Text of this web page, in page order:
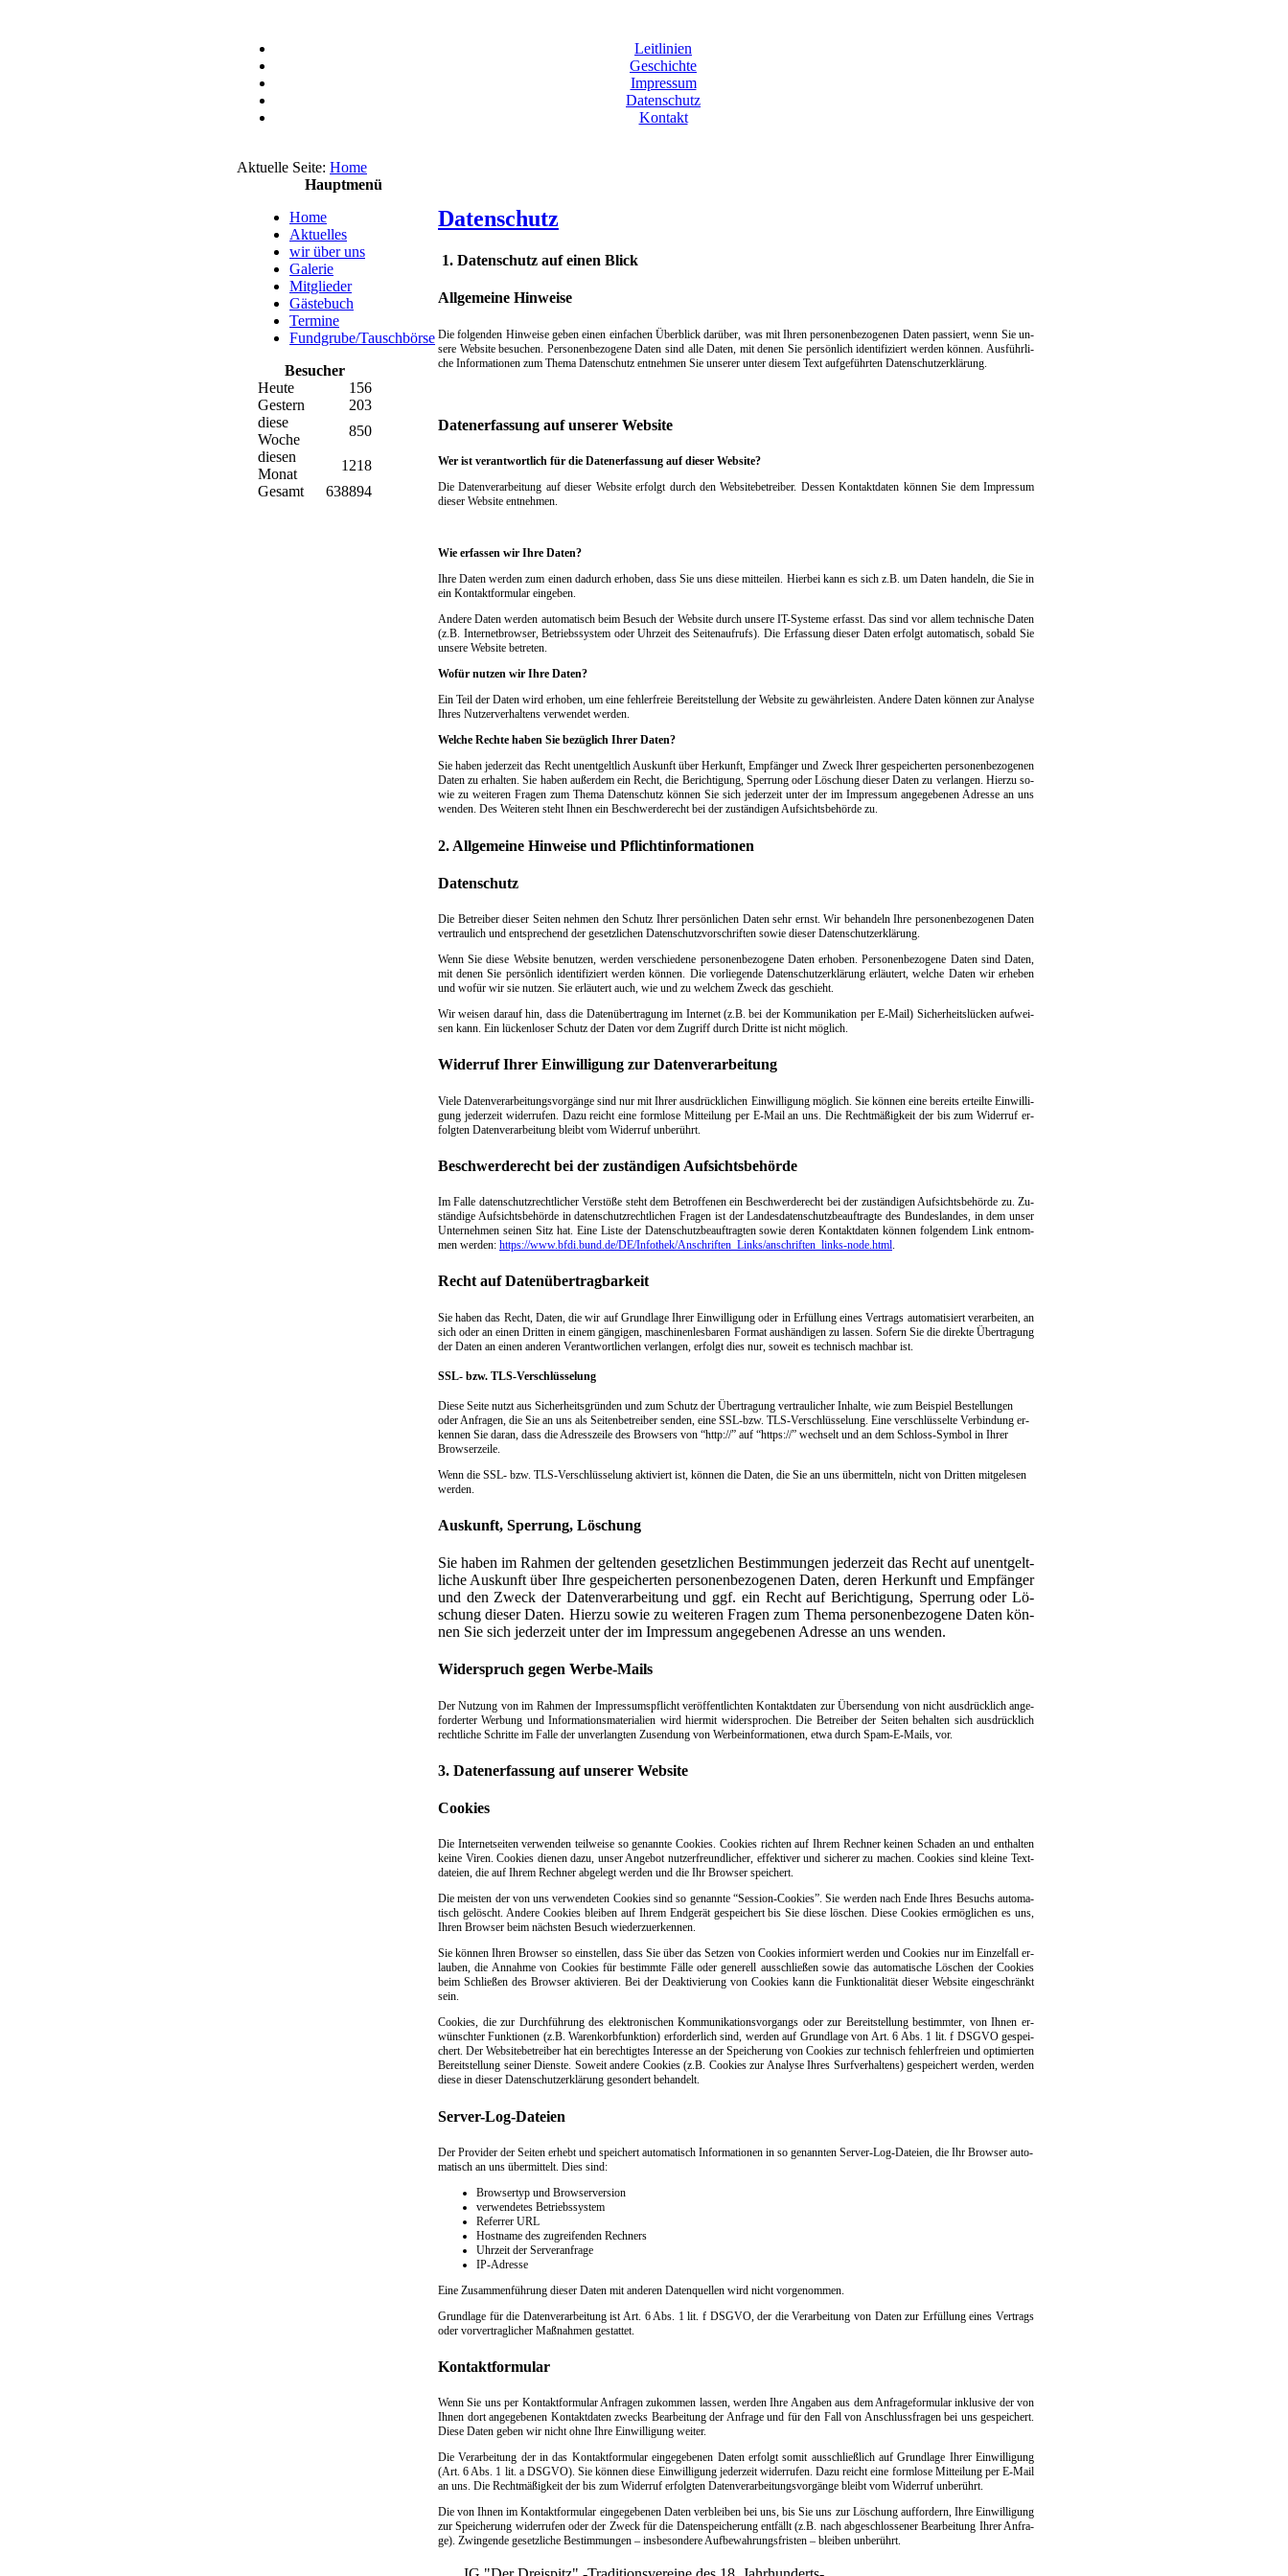
Leitlinien
Geschichte
Impressum
Datenschutz
Kontakt
Aktuelle Seite: Home
Hauptmenü
Home
Aktuelles
wir über uns
Galerie
Mitglieder
Gästebuch
Termine
Fundgrube/Tauschbörse
Besucher
Heute
156
Gestern
203
diese
Woche
850
diesen
Monat
1218
Gesamt
638894
Datenschutz
1. Da­ten­schutz auf ei­nen Blick
All­ge­mei­ne Hin­wei­se
Die fol­gen­den Hin­wei­se ge­ben ei­nen ein­fa­chen Über­blick dar­über, was mit Ih­ren per­so­nen­be­zo­ge­nen Da­ten pas­siert, wenn Sie un­
se­re Web­si­te be­su­chen. Per­so­nen­be­zo­ge­ne Da­ten sind al­le Da­ten, mit de­nen Sie per­sön­lich iden­ti­fi­ziert wer­den kön­nen. Aus­führ­li­
che In­for­ma­tio­nen zum The­ma Da­ten­schutz ent­neh­men Sie un­se­rer un­ter die­sem Text auf­ge­führ­ten Da­ten­schutz­er­klär­ung.
Da­ten­er­fas­sung auf un­se­rer Web­si­te
Wer ist ver­ant­wort­lich für die Da­ten­er­fas­sung auf die­ser Web­si­te?
Die Da­ten­ver­ar­bei­tung auf die­ser Web­si­te er­folgt durch den Web­si­te­be­t­rei­ber. Des­sen Kon­takt­da­ten kön­nen Sie dem Im­pres­sum
die­ser Web­si­te ent­neh­men.
Wie er­fas­sen wir Ih­re Da­ten?
Ih­re Da­ten wer­den zum ei­nen da­durch er­ho­ben, dass Sie uns die­se mit­tei­len. Hier­bei kann es sich z.B. um Da­ten han­deln, die Sie in
ein Kon­takt­for­mu­lar ein­ge­ben.
An­de­re Da­ten wer­den au­to­ma­tisch beim Be­such der Web­si­te durch un­se­re IT-Sys­te­me er­fasst. Das sind vor al­lem tech­ni­sche Da­ten
(z.B. In­ter­net­brow­ser, Be­triebs­sys­tem oder Uhr­zeit des Sei­ten­auf­rufs). Die Er­fas­sung die­ser Da­ten er­folgt au­to­ma­tisch, so­bald Sie
un­se­re Web­si­te be­t­re­ten.
Wo­für nut­zen wir Ih­re Da­ten?
Ein Teil der Da­ten wird er­ho­ben, um ei­ne feh­ler­f­reie Be­reit­stel­lung der Web­si­te zu ge­währ­leis­ten. An­de­re Da­ten kön­nen zur Ana­ly­se
Ih­res Nut­zer­ver­hal­tens ver­wen­det wer­den.
Wel­che Rech­te ha­ben Sie be­züg­lich Ih­rer Da­ten?
Sie ha­ben je­der­zeit das Recht un­ent­gelt­lich Aus­kunft über Her­kunft, Emp­fän­ger und Zweck Ih­rer ge­spei­cher­ten per­so­nen­be­zo­ge­nen
Da­ten zu er­hal­ten. Sie ha­ben au­ßer­dem ein Recht, die Be­rich­ti­gung, Sper­rung oder Lö­schung die­ser Da­ten zu ver­lan­gen. Hier­zu so­
wie zu wei­te­ren Fra­gen zum The­ma Da­ten­schutz kön­nen Sie sich je­der­zeit un­ter der im Im­pres­sum an­ge­ge­be­nen Adres­se an uns
wen­den. Des Wei­te­ren steht Ih­nen ein Be­schwer­de­recht bei der zu­stän­di­gen Auf­sichts­be­hör­de zu.
2. All­ge­mei­ne Hin­wei­se und Pf­lich­t­in­for­ma­tio­nen
Da­ten­schutz
Die Be­t­rei­ber die­ser Sei­ten neh­men den Schutz Ih­rer per­sön­li­chen Da­ten sehr ernst. Wir be­han­deln Ih­re per­so­nen­be­zo­ge­nen Da­ten
ver­trau­lich und ent­sp­re­chend der ge­setz­li­chen Da­ten­schutz­vor­schrif­ten so­wie die­ser Da­ten­schutz­er­klär­ung.
Wenn Sie die­se Web­si­te be­nut­zen, wer­den ver­schie­de­ne per­so­nen­be­zo­ge­ne Da­ten er­ho­ben. Per­so­nen­be­zo­ge­ne Da­ten sind Da­ten,
mit de­nen Sie per­sön­lich iden­ti­fi­ziert wer­den kön­nen. Die vor­lie­gen­de Da­ten­schutz­er­klär­ung er­läu­tert, wel­che Da­ten wir er­he­ben
und wo­für wir sie nut­zen. Sie er­läu­tert auch, wie und zu wel­chem Zweck das ge­schieht.
Wir wei­sen dar­auf hin, dass die Da­ten­über­tra­gung im In­ter­net (z.B. bei der Kom­mu­ni­ka­ti­on per E-Mail) Si­cher­heits­lü­cken auf­wei­
sen kann. Ein lü­cken­lo­ser Schutz der Da­ten vor dem Zu­griff durch Drit­te ist nicht mög­lich.
Wi­der­ruf Ih­rer Ein­wil­li­gung zur Da­ten­ver­ar­bei­tung
Vie­le Da­ten­ver­ar­bei­tungs­vor­gän­ge sind nur mit Ih­rer aus­drück­li­chen Ein­wil­li­gung mög­lich. Sie kön­nen ei­ne be­reits er­teil­te Ein­wil­li­
gung je­der­zeit wi­der­ru­fen. Da­zu reicht ei­ne form­lo­se Mit­tei­lung per E-Mail an uns. Die Recht­mä­ß­ig­keit der bis zum Wi­der­ruf er­
folg­ten Da­ten­ver­ar­bei­tung bleibt vom Wi­der­ruf un­be­rührt.
Be­schwer­de­recht bei der zu­stän­di­gen Auf­sichts­be­hör­de
Im Fal­le da­ten­schutz­recht­li­cher Ver­stö­ße steht dem Be­trof­fe­nen ein Be­schwer­de­recht bei der zu­stän­di­gen Auf­sichts­be­hör­de zu. Zu­
stän­di­ge Auf­sichts­be­hör­de in da­ten­schutz­recht­li­chen Fra­gen ist der Lan­des­da­ten­schutz­be­auf­trag­te des Bun­des­lan­des, in dem un­ser
Un­ter­neh­men sei­nen Sitz hat. Ei­ne Lis­te der Da­ten­schutz­be­auf­trag­ten so­wie de­ren Kon­takt­da­ten kön­nen fol­gen­dem Link ent­nom­
men wer­den: https://www.bf­di.bund.de/DE/In­fo­thek/An­schrif­ten_Links/an­schrif­ten_links-no­de.html.
Recht auf Da­ten­über­trag­bar­keit
Sie ha­ben das Recht, Da­ten, die wir auf Grund­la­ge Ih­rer Ein­wil­li­gung oder in Er­fül­lung ei­nes Ver­trags au­to­ma­ti­siert ver­ar­bei­ten, an
sich oder an ei­nen Drit­ten in ei­nem gän­gi­gen, ma­schi­nen­les­ba­ren For­mat aus­hän­di­gen zu las­sen. So­fern Sie die di­rek­te Über­tra­gung
der Da­ten an ei­nen an­de­ren Ver­ant­wort­li­chen ver­lan­gen, er­folgt dies nur, so­weit es tech­nisch mach­bar ist.
SSL- bzw. TLS-Verschlüsselung
Die­se Sei­te nutzt aus Si­cher­heits­grün­den und zum Schutz der Über­tra­gung ver­trau­li­cher In­hal­te, wie zum Bei­spiel Be­stel­lun­gen
oder An­fra­gen, die Sie an uns als Sei­ten­be­t­rei­ber sen­den, ei­ne SSL-bzw. TLS-Ver­schlüs­se­lung. Ei­ne ver­schlüs­sel­te Ver­bin­dung er­
ken­nen Sie da­ran, dass die Adress­zei­le des Brow­sers von “http://” auf “https://” wech­selt und an dem Sch­loss-Sym­bol in Ih­rer
Brow­ser­zei­le.
Wenn die SSL- bzw. TLS-Ver­schlüs­se­lung ak­ti­viert ist, kön­nen die Da­ten, die Sie an uns über­mit­teln, nicht von Drit­ten mit­ge­le­sen
wer­den.
Aus­kunft, Sper­rung, Lö­schung
Sie ha­ben im Rah­men der gel­ten­den ge­setz­li­chen Be­stim­mun­gen je­der­zeit das Recht auf un­ent­gelt­
li­che Aus­kunft über Ih­re ge­spei­cher­ten per­so­nen­be­zo­ge­nen Da­ten, de­ren Her­kunft und Emp­fän­ger
und den Zweck der Da­ten­ver­ar­bei­tung und ggf. ein Recht auf Be­rich­ti­gung, Sper­rung oder Lö­
schung die­ser Da­ten. Hier­zu so­wie zu wei­te­ren Fra­gen zum The­ma per­so­nen­be­zo­ge­ne Da­ten kön­
nen Sie sich je­der­zeit un­ter der im Im­pres­sum an­ge­ge­be­nen Adres­se an uns wen­den.
Wi­der­spruch ge­gen Wer­be-Mails
Der Nut­zung von im Rah­men der Im­pres­s­umspf­licht ver­öf­f­ent­lich­ten Kon­takt­da­ten zur Über­sen­dung von nicht aus­drück­lich an­ge­
for­der­ter Wer­bung und In­for­ma­ti­ons­ma­te­ria­li­en wird hier­mit wi­der­spro­chen. Die Be­t­rei­ber der Sei­ten be­hal­ten sich aus­drück­lich
recht­li­che Schrit­te im Fal­le der un­ver­lang­ten Zu­sen­dung von Wer­bein­for­ma­tio­nen, et­wa durch Spam-E-Mails, vor.
3. Da­ten­er­fas­sung auf un­se­rer Web­si­te
Coo­kies
Die In­ter­net­sei­ten ver­wen­den teil­wei­se so ge­nann­te Coo­kies. Coo­kies rich­ten auf Ih­rem Rech­ner kei­nen Scha­den an und ent­hal­ten
kei­ne Vi­ren. Coo­kies die­nen da­zu, un­ser An­ge­bot nut­zer­f­reund­li­cher, ef­fek­ti­ver und si­che­rer zu ma­chen. Coo­kies sind klei­ne Text­
da­tei­en, die auf Ih­rem Rech­ner ab­ge­legt wer­den und die Ihr Brow­ser spei­chert.
Die meis­ten der von uns ver­wen­de­ten Coo­kies sind so ge­nann­te “Ses­si­on-Coo­kies”. Sie wer­den nach En­de Ih­res Be­suchs au­to­ma­
tisch ge­löscht. An­de­re Coo­kies blei­ben auf Ih­rem End­ge­rät ge­spei­chert bis Sie die­se lö­schen. Die­se Coo­kies er­mög­li­chen es uns,
Ih­ren Brow­ser beim nächs­ten Be­such wie­der­zu­er­ken­nen.
Sie kön­nen Ih­ren Brow­ser so ein­s­tel­len, dass Sie über das Set­zen von Coo­kies in­for­miert wer­den und Coo­kies nur im Ein­zel­fall er­
lau­ben, die An­nah­me von Coo­kies für be­stimm­te Fäl­le oder ge­ne­rell aus­sch­lie­ßen so­wie das au­to­ma­ti­sche Lö­schen der Coo­kies
beim Sch­lie­ßen des Brow­ser ak­ti­vie­ren. Bei der De­ak­ti­vie­rung von Coo­kies kann die Funk­tio­na­li­tät die­ser Web­si­te ein­ge­schränkt
sein.
Coo­kies, die zur Durch­füh­rung des elek­tro­ni­schen Kom­mu­ni­ka­ti­ons­vor­gangs oder zur Be­reit­stel­lung be­stimm­ter, von Ih­nen er­
wünsch­ter Funk­tio­nen (z.B. Wa­ren­korb­funk­ti­on) er­for­der­lich sind, wer­den auf Grund­la­ge von Art. 6 Abs. 1 lit. f DSG­VO ge­spei­
chert. Der Web­si­te­be­t­rei­ber hat ein be­rech­tig­tes In­ter­es­se an der Spei­che­rung von Coo­kies zur tech­nisch feh­ler­f­rei­en und opti­mier­ten
Be­reit­stel­lung sei­ner Di­ens­te. So­weit an­de­re Coo­kies (z.B. Coo­kies zur Ana­ly­se Ih­res Surf­ver­hal­tens) ge­spei­chert wer­den, wer­den
die­se in die­ser Da­ten­schutz­er­klär­ung ge­son­dert be­han­delt.
Ser­ver-Log-Da­tei­en
Der Pro­vi­der der Sei­ten er­hebt und spei­chert au­to­ma­tisch In­for­ma­tio­nen in so ge­nann­ten Ser­ver-Log-Da­tei­en, die Ihr Brow­ser au­to­
ma­tisch an uns über­mit­telt. Dies sind:
Brow­ser­typ und Brow­ser­ver­si­on
ver­wen­de­tes Be­triebs­sys­tem
Re­fer­rer URL
Host­na­me des zu­g­rei­fen­den Rech­ners
Uhr­zeit der Ser­ver­an­fra­ge
IP-Adres­se
Ei­ne Zu­sam­men­füh­rung die­ser Da­ten mit an­de­ren Da­ten­qu­el­len wird nicht vor­ge­nom­men.
Grund­la­ge für die Da­ten­ver­ar­bei­tung ist Art. 6 Abs. 1 lit. f DSG­VO, der die Ver­ar­bei­tung von Da­ten zur Er­fül­lung ei­nes Ver­trags
oder vor­ver­trag­li­cher Maß­nah­men ge­stat­tet.
Kon­takt­for­mu­lar
Wenn Sie uns per Kon­takt­for­mu­lar An­fra­gen zu­kom­men las­sen, wer­den Ih­re An­ga­ben aus dem An­fra­ge­for­mu­lar in­k­lu­si­ve der von
Ih­nen dort an­ge­ge­be­nen Kon­takt­da­ten zwecks Be­ar­bei­tung der An­fra­ge und für den Fall von An­schluss­fra­gen bei uns ge­spei­chert.
Die­se Da­ten ge­ben wir nicht oh­ne Ih­re Ein­wil­li­gung wei­ter.
Die Ver­ar­bei­tung der in das Kon­takt­for­mu­lar ein­ge­ge­be­nen Da­ten er­folgt so­mit aus­sch­ließ­lich auf Grund­la­ge Ih­rer Ein­wil­li­gung
(Art. 6 Abs. 1 lit. a DSG­VO). Sie kön­nen die­se Ein­wil­li­gung je­der­zeit wi­der­ru­fen. Da­zu reicht ei­ne form­lo­se Mit­tei­lung per E-Mail
an uns. Die Recht­mä­ß­ig­keit der bis zum Wi­der­ruf er­folg­ten Da­ten­ver­ar­bei­tungs­vor­gän­ge bleibt vom Wi­der­ruf un­be­rührt.
Die von Ih­nen im Kon­takt­for­mu­lar ein­ge­ge­be­nen Da­ten ver­b­lei­ben bei uns, bis Sie uns zur Lö­schung auf­for­dern, Ih­re Ein­wil­li­gung
zur Spei­che­rung wi­der­ru­fen oder der Zweck für die Da­ten­spei­che­rung ent­fällt (z.B. nach ab­ge­sch­los­se­ner Be­ar­bei­tung Ih­rer An­fra­
ge). Zwin­gen­de ge­setz­li­che Be­stim­mun­gen – ins­be­son­de­re Auf­be­wah­rungs­fris­ten – blei­ben un­be­rührt.